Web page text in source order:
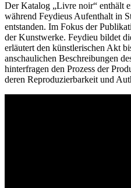
Der Katalog „Livre noir“ enthält
während Feydieus Aufenthalt in
entstanden. Im Fokus der
der Kunstwerke. Feydieu bildet
erläutert den künstlerischen Akt
anschaulichen Beschreibungen
hinterfragen den Prozess der
deren Reproduzierbarkeit und